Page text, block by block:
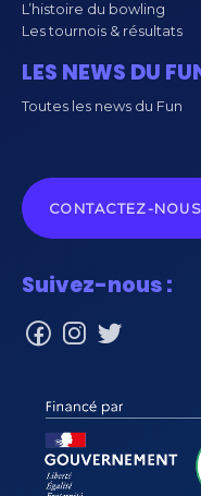
L’histoire du bowling
Les tournois & résultats
LES NEWS DU
Toutes les news du Fun
CONTACTEZ-NOUS
Suivez-nous :